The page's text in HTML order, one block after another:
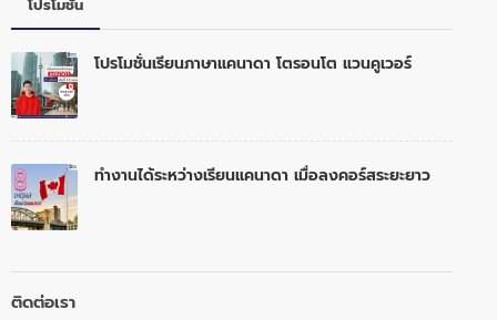
โปรโมชั่น
โปรโมชั่นเรียนภาษาแคนาดา โตรอนโต แวนคูเวอร์
ทำงานได้ระหว่างเรียนแคนาดา เมื่อลงคอร์สระยะยาว
ติดต่อเรา